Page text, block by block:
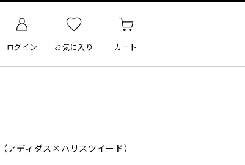
ログイン お気に入り カート
（アディダス×ハリスツイード）